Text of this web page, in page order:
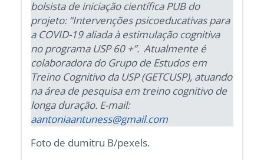
bolsista de iniciação científica PUB do
projeto: “Intervenções psicoeducativas para
a COVID-19 aliada à estimulação cognitiva
no programa USP 60 +”. Atualmente é
colaboradora do Grupo de Estudos em
Treino Cognitivo da USP (GETCUSP), atuando
na área de pesquisa em treino cognitivo de
longa duração. E-mail:
aantoniaantuness@gmail.com
Foto de dumitru B/pexels.